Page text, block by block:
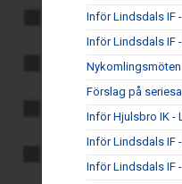
Inför Lindsdals IF
Inför Lindsdals IF
Förslag på
Inför Hjulsbro IK -
Inför Lindsdals IF
Inför Lindsdals IF